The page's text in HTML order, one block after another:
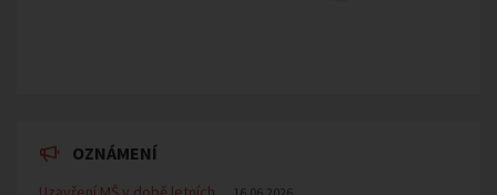
OZNÁMENÍ